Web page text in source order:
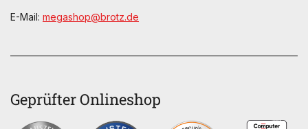
E-Mail: megashop@brotz.de
Geprüfter Onlineshop